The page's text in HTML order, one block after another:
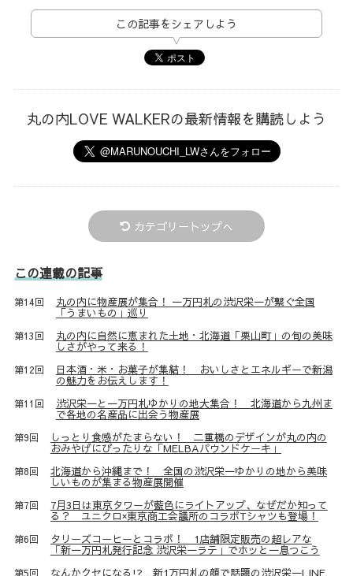
この記事をシェアしよう
丸の内LOVE WALKERの最新情報を購読しよう
カテゴリートップへ
この連載の記事
第14回 丸の内に物産展が集合！ 一万円札の渋沢栄一が繋ぐ全国
「うまいもの」巡り
第13回 丸の内に自然に恵まれた土地・北海道「栗山町」の旬の美味
しさがやって来る！
第12回 日本酒・米・お菓子が集結！ おいしさとエネルギーで新潟
の魅力をお伝えします！
第11回 渋沢栄一と一万円札ゆかりの地大集合！ 北海道から九州ま
で各地の名産品に出会う物産展
第9回 しっとり食感がたまらない！ 二重橋のデザインが丸の内の
おみやげにぴったりな「MELBAパウンドケーキ」
第8回 北海道から沖縄まで！ 全国の渋沢栄一ゆかりの地から美味
しいものが集まる物産展開催
第7回 7月3日は東京タワーが藍色にライトアップ、なぜだか知って
る？ ユニクロ×東京商工会議所のコラボTシャツも登場！
第6回 タリーズコーヒーとコラボ！ 1店舗限定販売の超レアな
「新一万円札発行記念 渋沢栄一ラテ」でホッと一息つこう
第5回 なんかクセになる!? 新1万円札の顔で話題の渋沢栄一LINE